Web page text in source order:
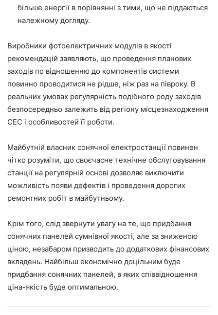
більше енергії в порівнянні з тими, що не піддаються
належному догляду.
Виробники фотоелектричних модулів в якості
рекомендацій заявляють, що проведення планових
заходів по відношенню до компонентів системи
повинно проводитися не рідше, ніж раз на півроку. В
реальних умовах регулярність подібного роду заходів
безпосередньо залежить від регіону місцезнаходження
СЕС і особливостей її роботи.
Майбутній власник сонячної електростанції повинен
чітко розуміти, що своєчасне технічне обслуговування
станції на регулярній основі дозволяє виключити
можливість появи дефектів і проведення дорогих
ремонтних робіт в майбутньому.
Крім того, слід звернути увагу на те, що придбання
сонячних панелей сумнівної якості, але за зниженою
ціною, незабаром призводить до додаткових фінансових
вкладень. Найбільш економічно доцільним буде
придбання сонячних панелей, в яких співвідношення
ціна-якість буде оптимальною.